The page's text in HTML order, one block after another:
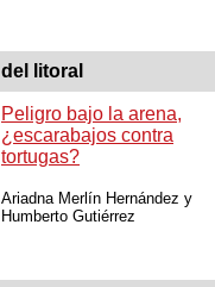
del litoral
Peligro bajo la arena,
¿escarabajos contra
tortugas?
Ariadna Merlín Hernández y
Humberto Gutiérrez